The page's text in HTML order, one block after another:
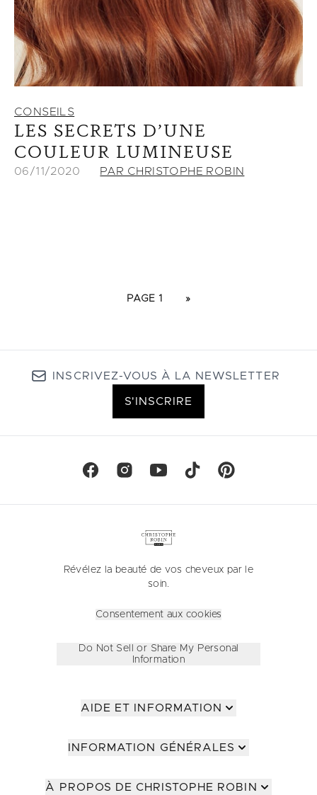
CONSEILS
LES SECRETS D’UNE
COULEUR LUMINEUSE
06/11/2020 PAR CHRISTOPHE ROBIN
PAGE 1 »
INSCRIVEZ-VOUS À LA NEWSLETTER
S'INSCRIRE
Révélez la beauté de vos cheveux par le
soin.
Consentement aux cookies
Do Not Sell or Share My Personal
Information
AIDE ET INFORMATION
INFORMATION GÉNÉRALES
À PROPOS DE CHRISTOPHE ROBIN